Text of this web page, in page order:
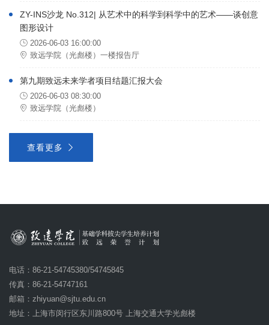
ZY-INS沙龙 No.312| 从艺术中的科学到科学中的艺术——谈创意
图形设计
2026-06-03 16:00:00
致远学院（光彪楼）一楼报告厅
第九期致远未来学者项目结题汇报大会
2026-06-03 08:30:00
致远学院（光彪楼）
查看更多
电话：86-21-54745380/54745845
传真：86-21-54747161
邮箱： zhiyuan@sjtu.edu.cn
地址：上海市闵行区东川路800号 上海交通大学光彪楼